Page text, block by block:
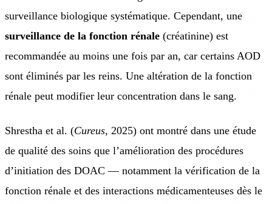
surveillance biologique systématique. Cependant, une
surveillance de la fonction rénale (créatinine) est
recommandée au moins une fois par an, car certains AOD
sont éliminés par les reins. Une altération de la fonction
rénale peut modifier leur concentration dans le sang.
Shrestha et al. (Cureus, 2025) ont montré dans une étude
de qualité des soins que l’amélioration des procédures
d’initiation des DOAC — notamment la vérification de la
fonction rénale et des interactions médicamenteuses dès le